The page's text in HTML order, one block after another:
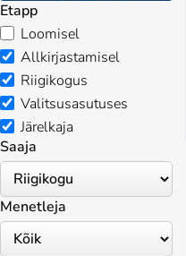
Etapp
Loomisel
Allkirjastamisel
Riigikogus
Valitsusasutuses
Järelkaja
Saaja
Menetleja